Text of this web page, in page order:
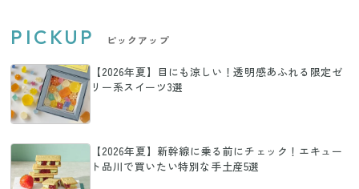
PICKUP ピックアップ
【2026年夏】目にも涼しい！透明感あふれる限定ゼ
リー系スイーツ3選
【2026年夏】新幹線に乗る前にチェック！エキュー
ト品川で買いたい特別な手土産5選